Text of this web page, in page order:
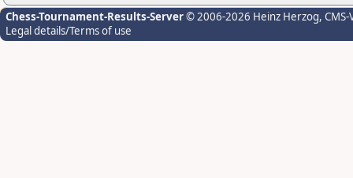
Chess-Tournament-Results-Server© 2006-2026 Heinz Herzog,
Legal details/Terms of use